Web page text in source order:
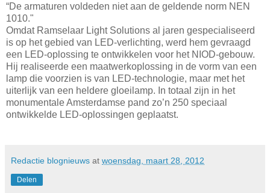
“De armaturen voldeden niet aan de geldende norm NEN
1010."
Omdat Ramselaar Light Solutions al jaren gespecialiseerd
is op het gebied van LED-verlichting, werd hem gevraagd
een LED-oplossing te ontwikkelen voor het NIOD-gebouw.
Hij realiseerde een maatwerkoplossing in de vorm van een
lamp die voorzien is van LED-technologie, maar met het
uiterlijk van een heldere gloeilamp. In totaal zijn in het
monumentale Amsterdamse pand zo’n 250 speciaal
ontwikkelde LED-oplossingen geplaatst.
Redactie blognieuws at woensdag, maart 28, 2012
Delen